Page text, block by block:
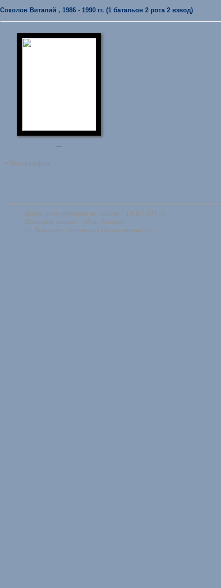
Соколов Виталий , 1986 - 1990 гг. (1 батальон 2 рота 2 взвод)
...
• Фотографии
Дата регистрации на сайте - 14.03.2017г.
Воинское звание - Нет данных
«« Выслать уточнения (дополнения) »»